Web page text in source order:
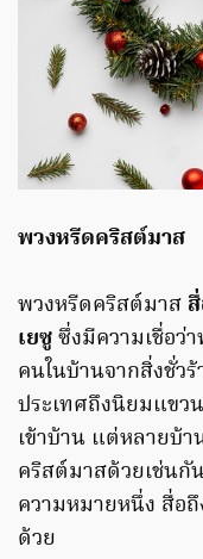
พวงหรีดคริสต์มาส
พวงหรีดคริสต์มาส
เยซูซึ่งมีความเชื่อว่
คนในบ้านจากสิ่งชั่ว
ประเทศถึงนิยมแขว
เข้าบ้าน แต่หลายบ้
คริสต์มาสด้วยเช่นกั
ความหมายหนึ่ง สื่อ
ด้วย